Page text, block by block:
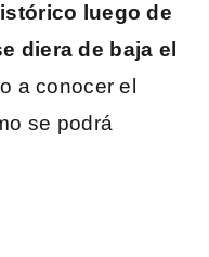
luego de
diera de baja el
a conocer el
se podrá